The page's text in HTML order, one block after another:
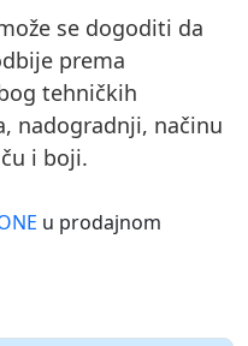
se dogoditi da
prema
tehničkih
nadogradnji, načinu
i boji.
u prodajnom